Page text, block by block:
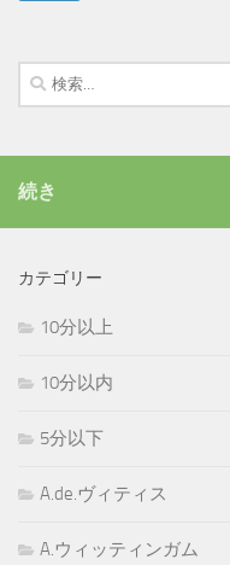
検
索:
続き
カテゴリー
10分以上
10分以内
5分以下
A.de.ヴィティス
A.ウィッティンガム